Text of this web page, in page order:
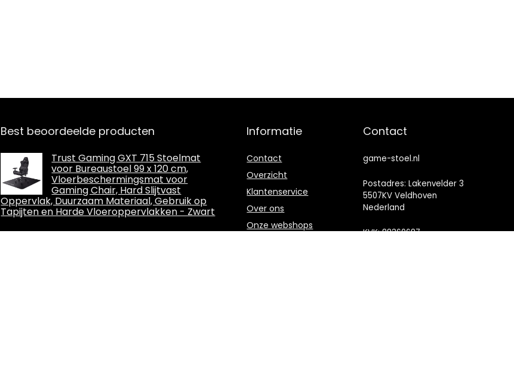
Best beoordeelde producten
Trust Gaming GXT 715 Stoelmat
voor Bureaustoel 99 x 120 cm,
Vloerbeschermingsmat voor
Gaming Chair, Hard Slijtvast
Oppervlak, Duurzaam Materiaal, Gebruik op
Tapijten en Harde Vloeroppervlakken - Zwart
Informatie
Contact
Overzicht
Klantenservice
Over ons
Onze webshops
Contact
game-stoel.nl
Postadres: Lakenvelder 3
5507KV Veldhoven
Nederland
KVK: 88360687